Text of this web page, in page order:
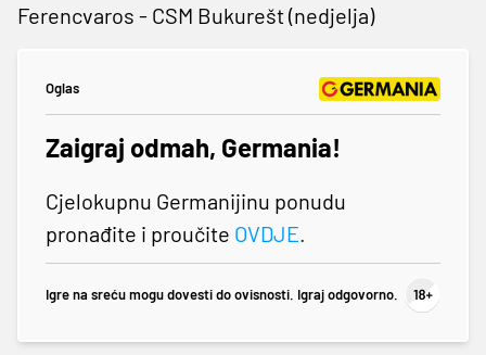
Ferencvaros - CSM Bukurešt (nedjelja)
Oglas
Zaigraj odmah, Germania!
Cjelokupnu Germanijinu ponudu
pronađite i proučite OVDJE.
Igre na sreću mogu dovesti do ovisnosti. Igraj odgovorno.